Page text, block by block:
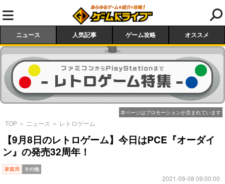
ニュース 人気記事 ゲーム攻略 オススメ
本ページはプロモーションが含まれています
TOP ＞ ニュース ＞ レトロゲーム
【9月8日のレトロゲーム】今日はPCE『オーダイ
ン』の発売32周年！
家庭用 その他
2021-09-08 09:00:00